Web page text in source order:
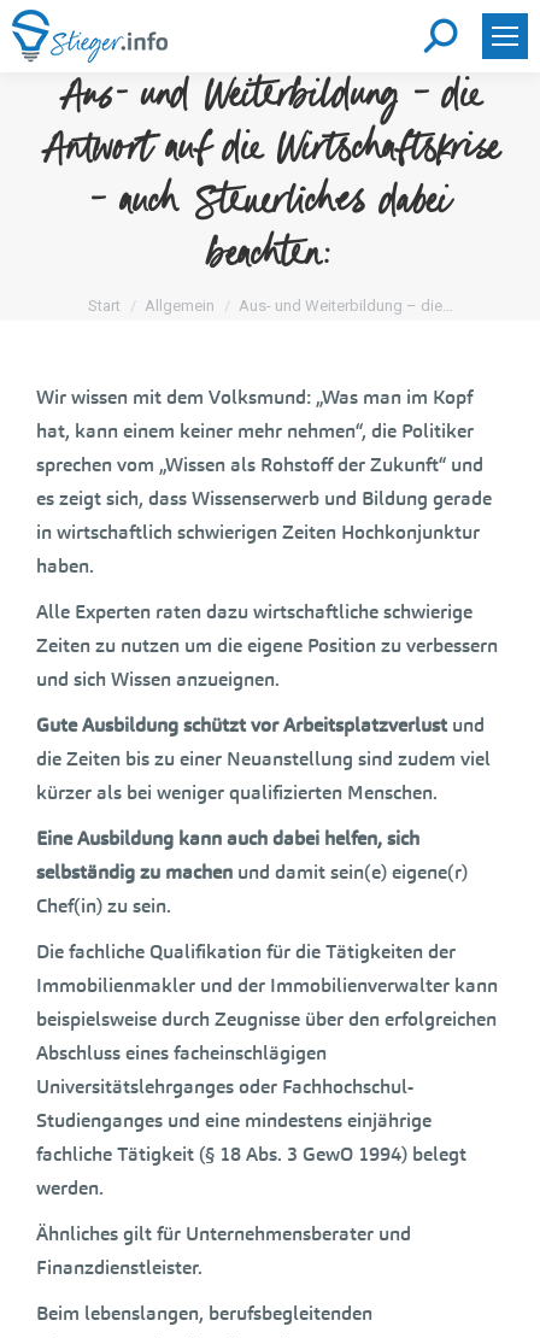
Search:
Aus- und Weiterbildung – die
Antwort auf die Wirtschaftskrise
– auch Steuerliches dabei
beachten:
Sie befinden sich hier:
Start Allgemein Aus- und Weiterbildung – die…
Wir wissen mit dem Volksmund: „Was man im Kopf
hat, kann einem keiner mehr nehmen“, die Politiker
sprechen vom „Wissen als Rohstoff der Zukunft“ und
es zeigt sich, dass Wissenserwerb und Bildung gerade
in wirtschaftlich schwierigen Zeiten Hochkonjunktur
haben.
Alle Experten raten dazu wirtschaftliche schwierige
Zeiten zu nutzen um die eigene Position zu verbessern
und sich Wissen anzueignen.
Gute Ausbildung schützt vor Arbeitsplatzverlustund
die Zeiten bis zu einer Neuanstellung sind zudem viel
kürzer als bei weniger qualifizierten Menschen.
Eine Ausbildung kann auch dabei helfen, sich
selbständig zu machen und damit sein(e) eigene(r)
Chef(in) zu sein.
Die fachliche Qualifikation für die Tätigkeiten der
Immobilienmakler und der Immobilienverwalter kann
beispielsweise durch Zeugnisse über den erfolgreichen
Abschluss eines facheinschlägigen
Universitätslehrganges oder Fachhochschul-
Studienganges und eine mindestens einjährige
fachliche Tätigkeit (§ 18 Abs. 3 GewO 1994) belegt
werden.
Ähnliches gilt für Unternehmensberater und
Finanzdienstleister.
Beim lebenslangen, berufsbegleitenden